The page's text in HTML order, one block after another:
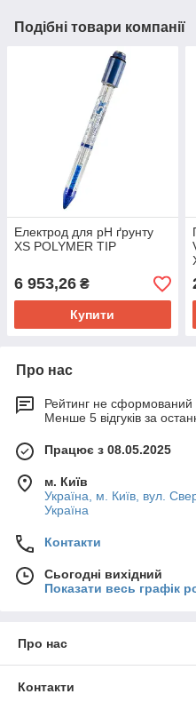
Подібні товари компанії
Електрод для pH ґрунту
XS POLYMER TIP
6 953,26 ₴
Купити
Про нас
Рейтинг не сформований
Менше 5 відгуків за
Працює з 08.05.2025
м. Київ
Україна, м. Київ, вул.
Україна
Контакти
Сьогодні вихідний
Показати весь графік
Про нас
Контакти